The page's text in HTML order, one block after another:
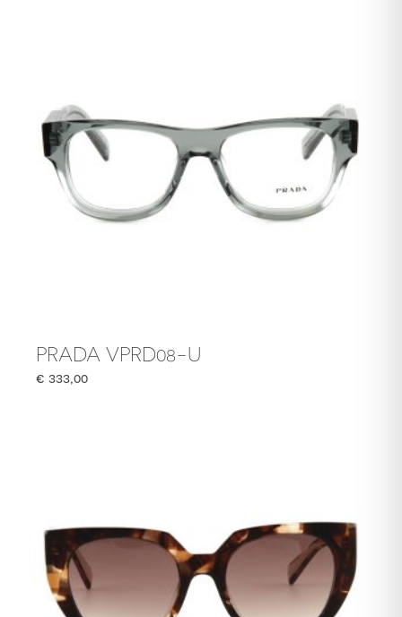
PRADA VPRD08-U
€ 333,00